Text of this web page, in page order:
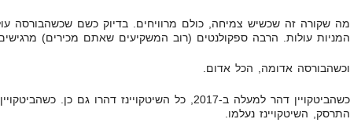
מה שקורה זה שכשיש צמיחה, כולם מרוויחים. בדיוק כשם שכשהבורסה
המניות עולות. הרבה ספקולנטים (רוב המשקיעים שאתם מכירים) מרגישים
וכשהבורסה אדומה, הכל אדום.
כשהביטקויין דהר למעלה ב-2017, כל השיטקויינז דהרו גם כן. כשהביטקויין
התרסק, השיטקויינז נעלמו.